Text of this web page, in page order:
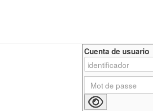
Cuenta de usuario